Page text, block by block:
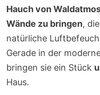
Hauch von
Wände zu bringen,
natürliche
Gerade in der
bringen sie ein Stück
Haus.